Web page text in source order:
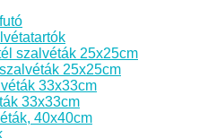
szalvéták 25x25cm
25x25cm
33x33cm
33x33cm
40x40cm